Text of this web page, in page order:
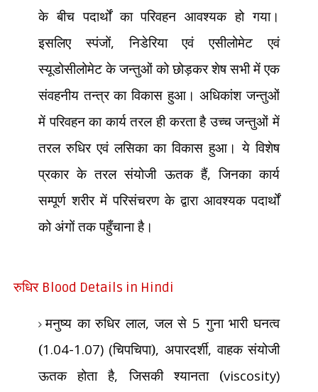
के बीच पदार्थों का परिवहन आवश्यक हो गया।
इसलिए स्पंजों,निडेरिया एवं एसीलोमेट एवं
स्यूडोसीलोमेट के जन्तुओं को छोड़कर शेष सभी में एक
संवहनीय तन्त्र का विकास हुआ। अधिकांश जन्तुओं
में परिवहन का कार्य तरल ही करता है उच्च जन्तुओं में
तरल रुधिर एवं लसिका का विकास हुआ। ये विशेष
प्रकार के तरल संयोजी ऊतक हैं,जिनका कार्य
सम्पूर्ण शरीर में परिसंचरण के द्वारा आवश्यक पदार्थों
को अंगों तक पहुँचाना है।
रुधिर Blood Details in Hindi
मनुष्य का रुधिर लाल,जल से 5 गुना भारी घनत्व
(1.04-1.07) (चिपचिपा),अपारदर्शी,वाहक संयोजी
ऊतक होता है,जिसकी श्यानता (viscosity)